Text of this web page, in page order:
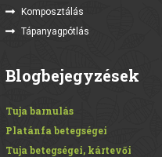
Komposztálás
Tápanyagpótlás
Blogbejegyzések
Tuja barnulás
Platánfa betegségei
Tuja betegségei, kártevői